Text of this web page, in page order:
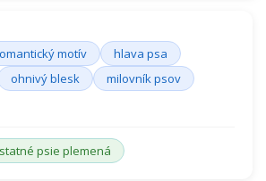
motív
hlava psa
ohnivý blesk
milovník psov
psie plemená